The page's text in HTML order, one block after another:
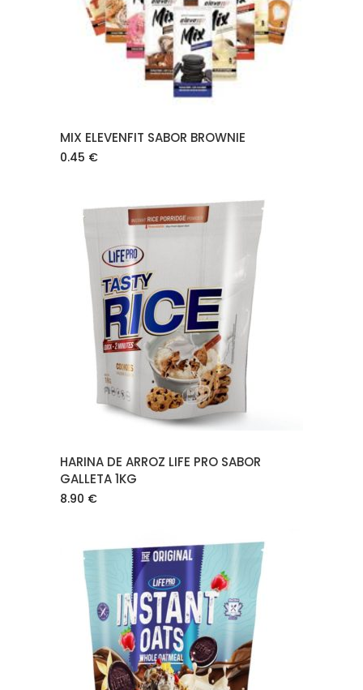
MIX ELEVENFIT SABOR BROWNIE
0.45 €
AÑADIR AL CARRITO
HARINA DE ARROZ LIFE PRO SABOR
GALLETA 1KG
8.90 €
AÑADIR AL CARRITO